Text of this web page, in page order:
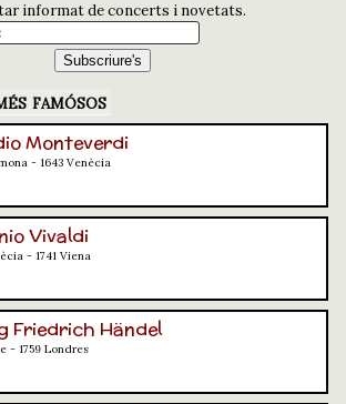
informat de concerts i novetats.
famósos
Monteverdi
- 1643 Venècia
Vivaldi
- 1741 Viena
Friedrich Händel
- 1759 Londres